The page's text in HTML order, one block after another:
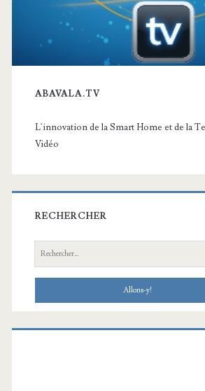
ABAVALA.TV
L'innovation de la Smart Home et de la
Vidéo
RECHERCHER
Recherche: